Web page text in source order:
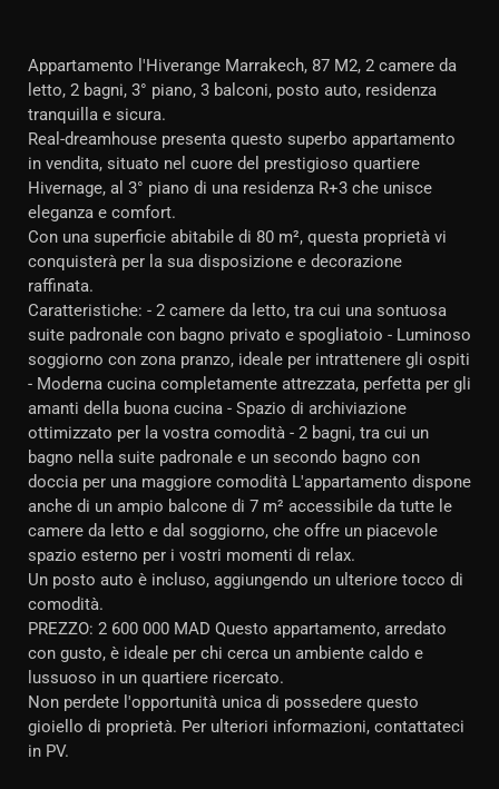
Appartamento l'Hiverange Marrakech, 87 M2, 2 camere da
letto, 2 bagni, 3° piano, 3 balconi, posto auto, residenza
tranquilla e sicura.
Real-dreamhouse presenta questo superbo appartamento
in vendita, situato nel cuore del prestigioso quartiere
Hivernage, al 3° piano di una residenza R+3 che unisce
eleganza e comfort.
Con una superficie abitabile di 80 m², questa proprietà vi
conquisterà per la sua disposizione e decorazione
raffinata.
Caratteristiche: - 2 camere da letto, tra cui una sontuosa
suite padronale con bagno privato e spogliatoio - Luminoso
soggiorno con zona pranzo, ideale per intrattenere gli ospiti
- Moderna cucina completamente attrezzata, perfetta per gli
amanti della buona cucina - Spazio di archiviazione
ottimizzato per la vostra comodità - 2 bagni, tra cui un
bagno nella suite padronale e un secondo bagno con
doccia per una maggiore comodità L'appartamento dispone
anche di un ampio balcone di 7 m² accessibile da tutte le
camere da letto e dal soggiorno, che offre un piacevole
spazio esterno per i vostri momenti di relax.
Un posto auto è incluso, aggiungendo un ulteriore tocco di
comodità.
PREZZO: 2 600 000 MAD Questo appartamento, arredato
con gusto, è ideale per chi cerca un ambiente caldo e
lussuoso in un quartiere ricercato.
Non perdete l'opportunità unica di possedere questo
gioiello di proprietà. Per ulteriori informazioni, contattateci
in PV.